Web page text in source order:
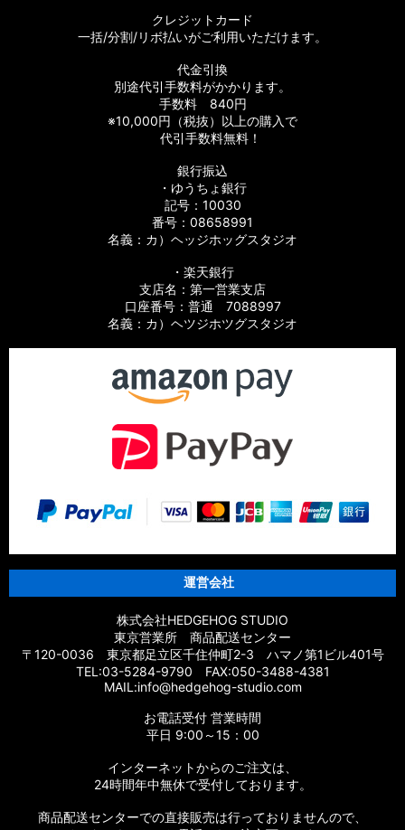
クレジットカード
一括/分割/リボ払いがご利用いただけます。
代金引換
別途代引手数料がかかります。
手数料 840円
※10,000円（税抜）以上の購入で
代引手数料無料！
銀行振込
・ゆうちょ銀行
記号：10030
番号：08658991
名義：カ）ヘッジホッグスタジオ
・楽天銀行
支店名：第一営業支店
口座番号：普通 7088997
名義：カ）ヘツジホツグスタジオ
運営会社
株式会社HEDGEHOG STUDIO
東京営業所 商品配送センター
〒120-0036 東京都足立区千住仲町2-3 ハマノ第1ビル401号
TEL:03-5284-9790 FAX:050-3488-4381
MAIL:info@hedgehog-studio.com
お電話受付 営業時間
平日 9:00～15：00
インターネットからのご注文は、
24時間年中無休で受付しております。
商品配送センターでの直接販売は行っておりませんので、